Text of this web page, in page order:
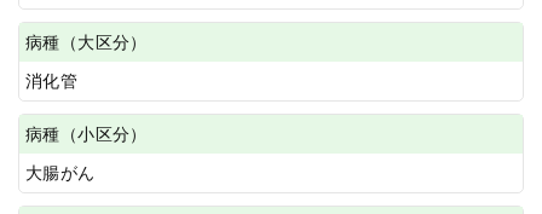
病種（大区分）
消化管
病種（小区分）
大腸がん